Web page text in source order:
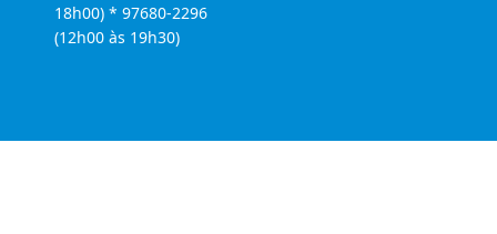
18h00) * 97680-2296
(12h00 às 19h30)